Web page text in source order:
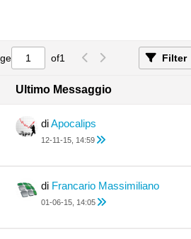
of1 Filter
Ultimo Messaggio
diApocalips
12-11-15, 14:59
di Francario Massimiliano
01-06-15, 14:05